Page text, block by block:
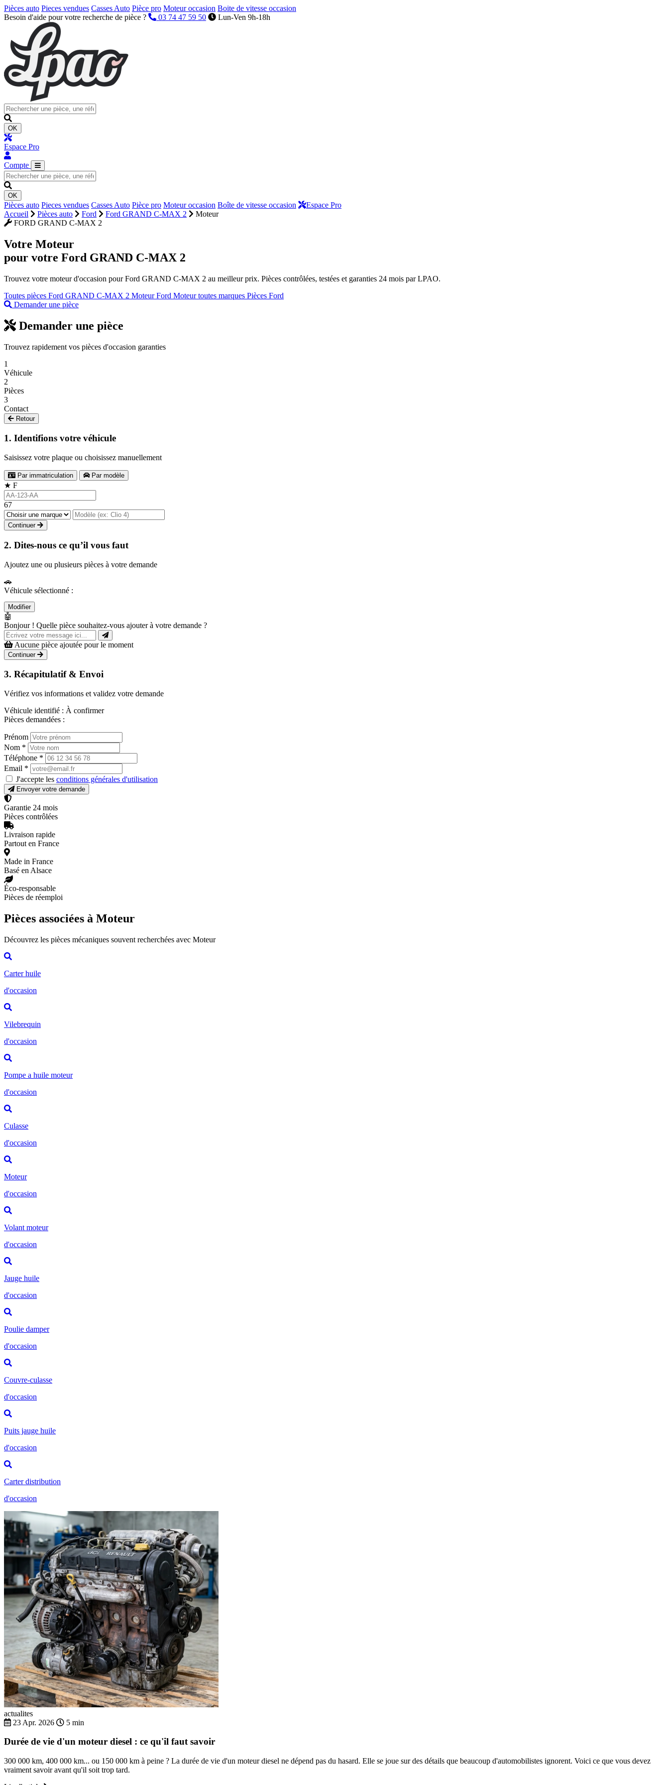
Pièces auto Pieces vendues Casses Auto Pièce pro Moteur occasion Boite de vitesse occasion
Besoin d'aide pour votre recherche de pièce ?
03 74 47 59 50 Lun-Ven 9h-18h
OK
Espace Pro
Compte
OK
Pièces auto Pieces vendues Casses Auto Pièce pro Moteur occasion Boîte de vitesse occasion
Espace Pro
Accueil
Pièces auto Ford Ford GRAND C-MAX 2
Moteur
FORD GRAND C-MAX 2
Votre Moteur
pour votre Ford GRAND C-MAX 2
Trouvez votre moteur d'occasion pour Ford GRAND C-MAX 2 au meilleur prix. Pièces contrôlées, testées et garanties 24 mois par LPAO.
Toutes pièces Ford GRAND C-MAX 2 Moteur Ford Moteur toutes marques Pièces Ford
Demander une pièce
Demander une pièce
Trouvez rapidement vos pièces d'occasion garanties
1
Véhicule
2
Pièces
3
Contact
Retour
1. Identifions votre véhicule
Saisissez votre plaque ou choisissez manuellement
Par immatriculation Par modèle
★ F
67
Continuer
2. Dites-nous ce qu’il vous faut
Ajoutez une ou plusieurs pièces à votre demande
🚗
Véhicule sélectionné :
Modifier
🤖
Bonjour ! Quelle pièce souhaitez-vous ajouter à votre demande ?
Aucune pièce ajoutée pour le moment
Continuer
3. Récapitulatif & Envoi
Vérifiez vos informations et validez votre demande
Véhicule identifié : À confirmer
Pièces demandées :
Prénom
Nom *
Téléphone *
Email *
J'accepte les conditions générales d'utilisation
Envoyer votre demande
Garantie 24 mois
Pièces contrôlées
Livraison rapide
Partout en France
Made in France
Basé en Alsace
Éco-responsable
Pièces de réemploi
Pièces associées à Moteur
Découvrez les pièces mécaniques souvent recherchées avec Moteur
Carter huile
d'occasion
Vilebrequin
d'occasion
Pompe a huile moteur
d'occasion
Culasse
d'occasion
Moteur
d'occasion
Volant moteur
d'occasion
Jauge huile
d'occasion
Poulie damper
d'occasion
Couvre-culasse
d'occasion
Puits jauge huile
d'occasion
Carter distribution
d'occasion
actualites
23 Apr. 2026
5 min
Durée de vie d'un moteur diesel : ce qu'il faut savoir
300 000 km, 400 000 km... ou 150 000 km à peine ? La durée de vie d'un moteur diesel ne dépend pas du hasard. Elle se joue sur des détails que beaucoup d'automobilistes ignorent. Voici ce que vous devez
vraiment savoir avant qu'il soit trop tard.